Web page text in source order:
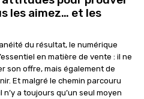
les aimez… et les
du résultat, le numérique
en matière de vente : il ne
son offre, mais également de
Et malgré le chemin parcouru
a toujours qu’un seul moyen